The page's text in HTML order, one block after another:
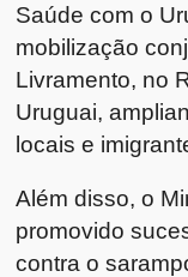
Saúde com o
mobilização
Livramento, no
Uruguai,
locais e
Além disso, o
promovido
contra o